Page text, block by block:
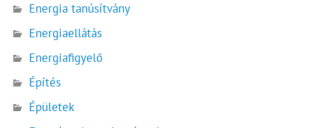
Energia tanúsítvány
Energiaellátás
Energiafigyelő
Építés
Épületek